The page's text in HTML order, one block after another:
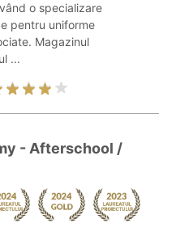
o specializare
pentru uniforme
Magazinul
...
- Afterschool /